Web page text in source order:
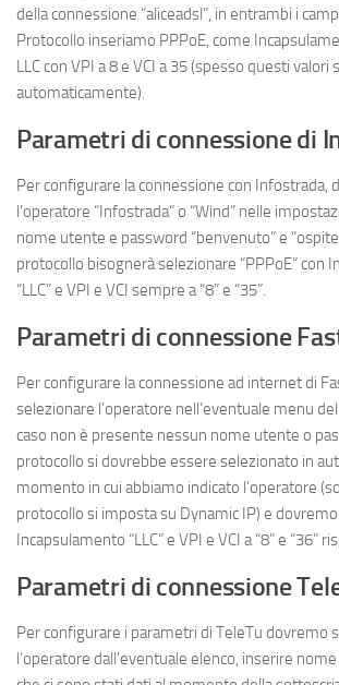
della connessione “aliceadsl”, in entrambi i
Protocollo inseriamo PPPoE, come
LLC con VPI a 8 e VCI a 35 (spesso questi valori
automaticamente).
Parametri di connessione di
Per configurare la connessione con Infostrada,
l’operatore “Infostrada” o “Wind” nelle
nome utente e password “benvenuto” e
protocollo bisognerà selezionare “PPPoE” con
“LLC” e VPI e VCI sempre a “8” e “35”.
Parametri di connessione
Per configurare la connessione ad internet di
selezionare l’operatore nell’eventuale menu
caso non è presente nessun nome utente o
protocollo si dovrebbe essere selezionato in
momento in cui abbiamo indicato l’operatore
protocollo si imposta su Dynamic IP) e dovremo
Incapsulamento “LLC” e VPI e VCI a “8” e “36”
Parametri di connessione
Per configurare i parametri di TeleTu dovremo
l’operatore dall’eventuale elenco, inserire